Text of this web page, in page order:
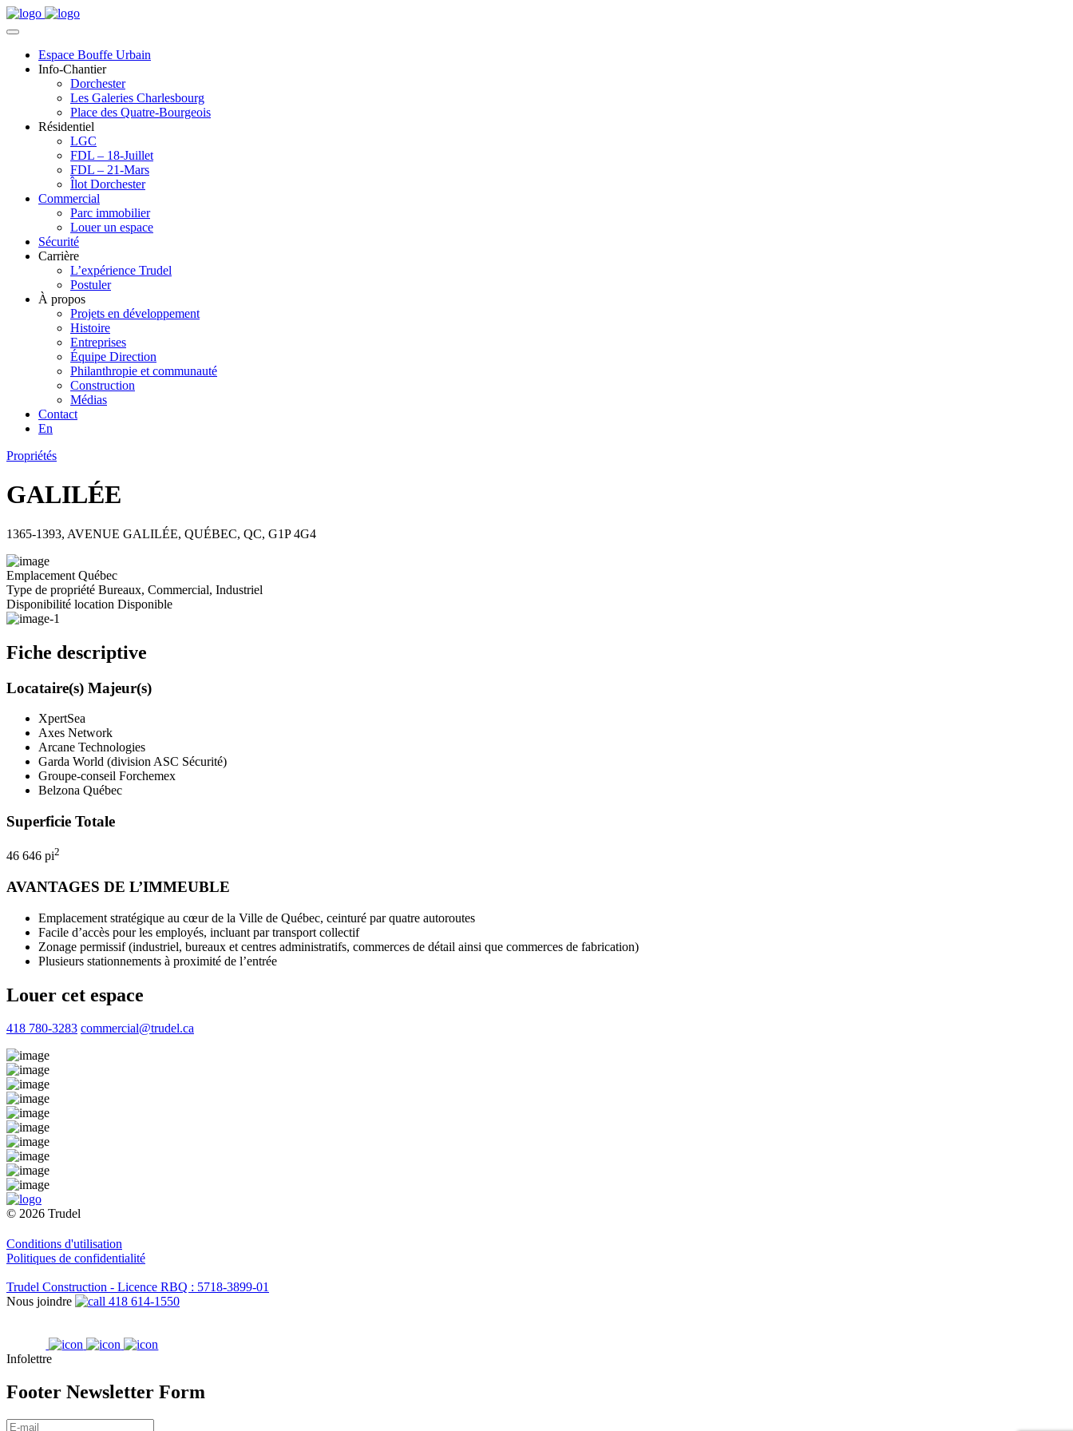
Espace Bouffe Urbain
Info-Chantier
Dorchester
Les Galeries Charlesbourg
Place des Quatre-Bourgeois
Résidentiel
LGC
FDL – 18-Juillet
FDL – 21-Mars
Îlot Dorchester
Commercial
Parc immobilier
Louer un espace
Sécurité
Carrière
L’expérience Trudel
Postuler
À propos
Projets en développement
Histoire
Entreprises
Équipe Direction
Philanthropie et communauté
Construction
Médias
Contact
En
Propriétés
GALILÉE
1365-1393, AVENUE GALILÉE, QUÉBEC, QC, G1P 4G4
Emplacement Québec
Type de propriété Bureaux, Commercial, Industriel
Disponibilité location Disponible
Fiche descriptive
Locataire(s) Majeur(s)
XpertSea
Axes Network
Arcane Technologies
Garda World (division ASC Sécurité)
Groupe-conseil Forchemex
Belzona Québec
Superficie Totale
46 646 pi2
AVANTAGES DE L’IMMEUBLE
Emplacement stratégique au cœur de la Ville de Québec, ceinturé par quatre autoroutes
Facile d’accès pour les employés, incluant par transport collectif
Zonage permissif (industriel, bureaux et centres administratifs, commerces de détail ainsi que commerces de fabrication)
Plusieurs stationnements à proximité de l’entrée
Louer cet espace
418 780-3283 commercial@trudel.ca
© 2026 Trudel
Conditions d'utilisation
Politiques de confidentialité
Trudel Construction - Licence RBQ : 5718-3899-01
Nous joindre
418 614-1550
Infolettre
Footer Newsletter Form
E-